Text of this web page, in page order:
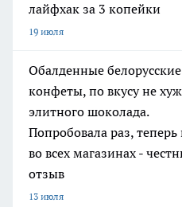
лайфхак за 3 копейки
19 июля
Обалденные белорусские
конфеты, по вкусу не
элитного шоколада.
Попробовала раз,
во всех магазинах -
отзыв
13 июля